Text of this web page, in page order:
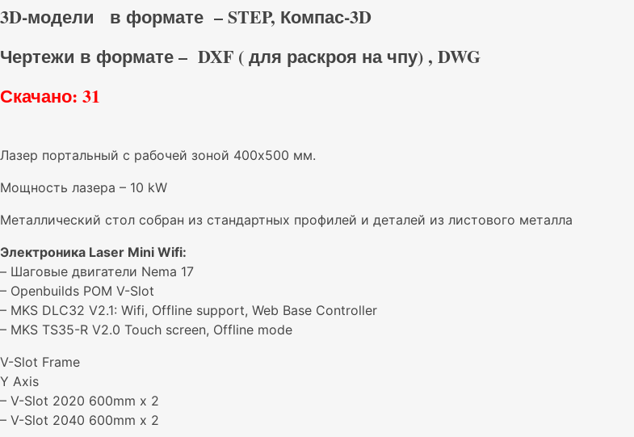
3D-модели в формате – STEP, Компас-3D
Чертежи в формате – DXF ( для раскроя на чпу) , DWG
Скачано: 31
Лазер портальный с рабочей зоной 400х500 мм.
Мощность лазера – 10 kW
Металлический стол собран из стандартных профилей и деталей из листового металла
Электроника Laser Mini Wifi:
– Шаговые двигатели Nema 17
– Openbuilds POM V-Slot
– MKS DLC32 V2.1: Wifi, Offline support, Web Base Controller
– MKS TS35-R V2.0 Touch screen, Offline mode
V-Slot Frame
Y Axis
– V-Slot 2020 600mm x 2
– V-Slot 2040 600mm x 2